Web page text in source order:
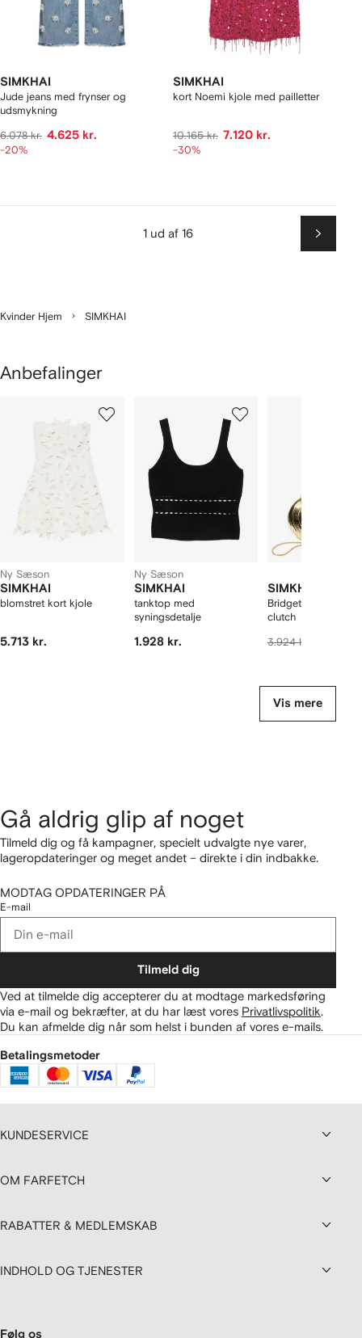
SIMKHAI
Jude jeans med frynser og
udsmykning
6.078 kr. 4.625 kr.
-20%
SIMKHAI
kort Noemi kjole med pailletter
10.165 kr. 7.120 kr.
-30%
1 ud af 16
Næste
Kvinder Hjem SIMKHAI
Anbefalinger
Ny Sæson
SIMKHAI
blomstret kort kjole
5.713 kr.
Ny Sæson
SIMKHAI
tanktop med
syningsdetalje
1.928 kr.
SIMKHAI
Bridget shell-formet
clutch
3.924 kr.
Vis mere
Gå aldrig glip af noget
Tilmeld dig og få kampagner, specielt udvalgte nye varer,
lageropdateringer og meget andet – direkte i din indbakke.
MODTAG OPDATERINGER PÅ
E-mail
Tilmeld dig
Ved at tilmelde dig accepterer du at modtage markedsføring
via e-mail og bekræfter, at du har læst vores Privatlivspolitik
Du kan afmelde dig når som helst i bunden af vores e-mails.
Betalingsmetoder
KUNDESERVICE
OM FARFETCH
RABATTER & MEDLEMSKAB
INDHOLD OG TJENESTER
Følg os